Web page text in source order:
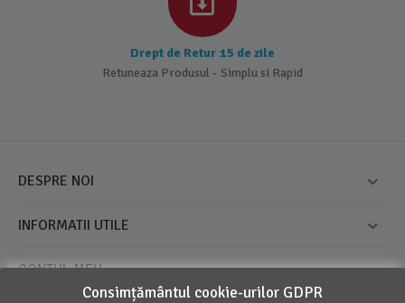
Drept de Retur 15 de zile
Retuneaza Produsul - Simplu si Rapid
DESPRE NOI
INFORMATII UTILE
CONTUL MEU
Consimțământul cookie-urilor GDPR